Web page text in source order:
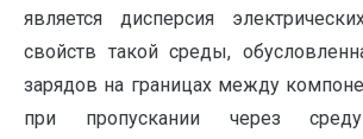
является дисперсия
свойств такой среды,
зарядов на границах между
при пропускании через